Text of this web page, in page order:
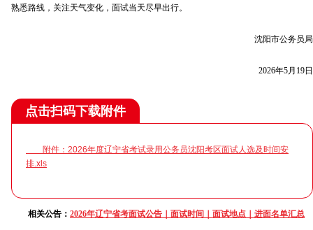
熟悉路线，关注天气变化，面试当天尽早出行。
沈阳市公务员局
2026年5月19日
点击扫码下载附件
附件：2026年度辽宁省考试录用公务员沈阳考区面试人选及时间安
排.xls
相关公告： 2026年辽宁省考面试公告｜面试时间｜面试地点｜进面名单汇总